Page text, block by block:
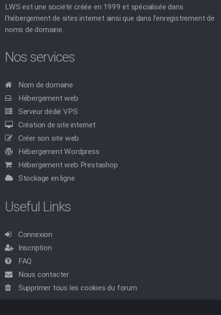
LWS est une société créée en 1999 et spécialisée dans
l'hébergement de sites internet ainsi que dans l'enregistrement de
noms de domaine.
Nos services
Nom de domaine
Hébergement web
Serveur dédié VPS
Création de site internet
Créer son site web
Hébergement Wordpress
Hébergement web Prestashop
Stockage en ligne
Useful Links
Connexion
Inscription
FAQ
Nous contacter
Supprimer tous les cookies du forum